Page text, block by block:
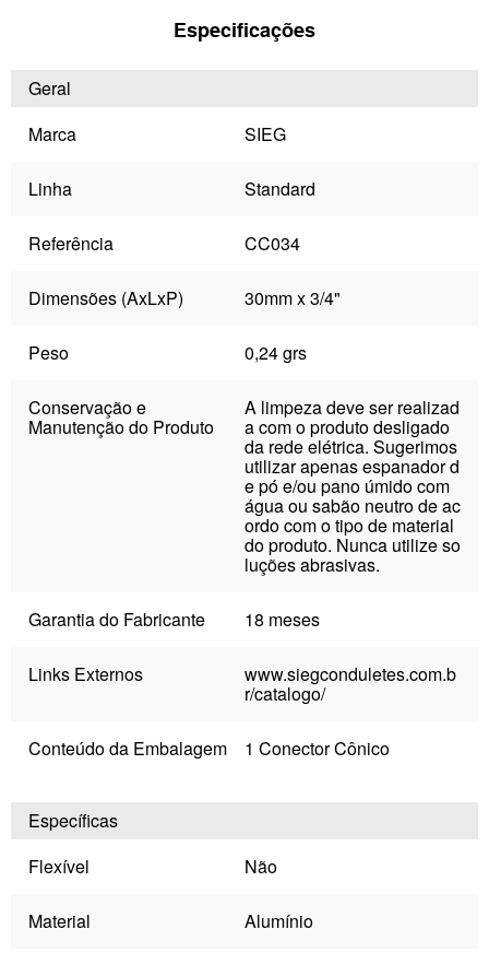
Especificações
Geral
Marca
SIEG
Linha Standard
Referência CC034
Dimensões (AxLxP) 30mm x 3/4"
Peso 0,24 grs
Conservação e
Manutenção do Produto
A limpeza deve ser realizad
a com o produto desligado
da rede elétrica. Sugerimos
utilizar apenas espanador d
e pó e/ou pano úmido com
água ou sabão neutro de ac
ordo com o tipo de material
do produto. Nunca utilize so
luções abrasivas.
Garantia do Fabricante 18 meses
Links Externos www.siegconduletes.com.b
r/catalogo/
Conteúdo da Embalagem 1 Conector Cônico
Específicas
Flexível
Não
Material Alumínio